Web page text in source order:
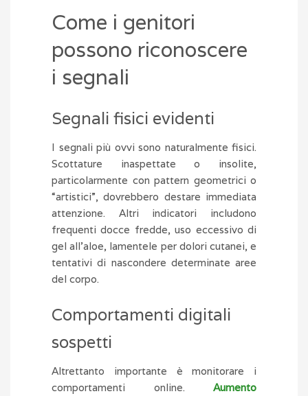
Come i genitori
possono riconoscere
i segnali
Segnali fisici evidenti
I segnali più ovvi sono naturalmente fisici.
Scottature inaspettate o insolite,
particolarmente con pattern geometrici o
“artistici”, dovrebbero destare immediata
attenzione. Altri indicatori includono
frequenti docce fredde, uso eccessivo di
gel all’aloe, lamentele per dolori cutanei, e
tentativi di nascondere determinate aree
del corpo.
Comportamenti digitali
sospetti
Altrettanto importante è monitorare i
comportamenti online. Aumento